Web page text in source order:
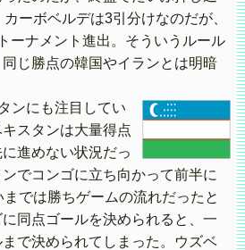
ーボベルデは3引分けなのだが、
ーナメント進出。そういうルール
じ勝点の韓国やイランとは明暗
ンにも注目してい
スタンは大量得点
進めない状況だっ
でコンゴに立ち向かって前半に
では勝ちゲームの流れだったと
同点ゴールを決められると、一
で決められてしまった。ウズベ